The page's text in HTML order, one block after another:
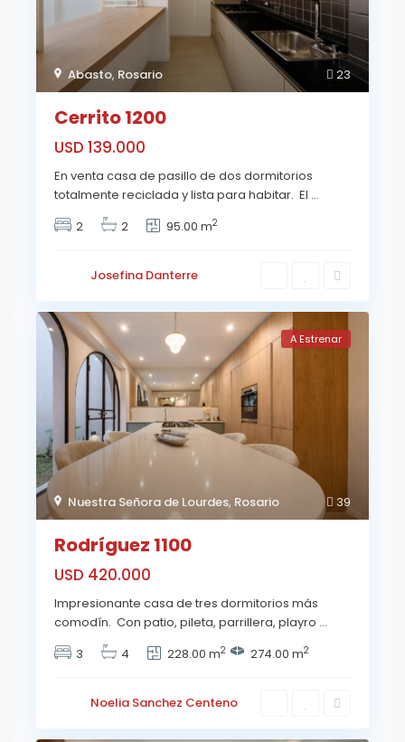
23
Abasto, Rosario
Cerrito 1200
USD 139.000
En venta casa de pasillo de dos dormitorios
totalmente reciclada y lista para habitar. El ...
2
2 95.00 m2
Josefina Danterre
39
Nuestra Señora de Lourdes, Rosario
A Estrenar
Rodríguez 1100
USD 420.000
Impresionante casa de tres dormitorios más
comodín. Con patio, pileta, parrillera, playro ...
3
4 228.00 m2 274.00 m2
Noelia Sanchez Centeno